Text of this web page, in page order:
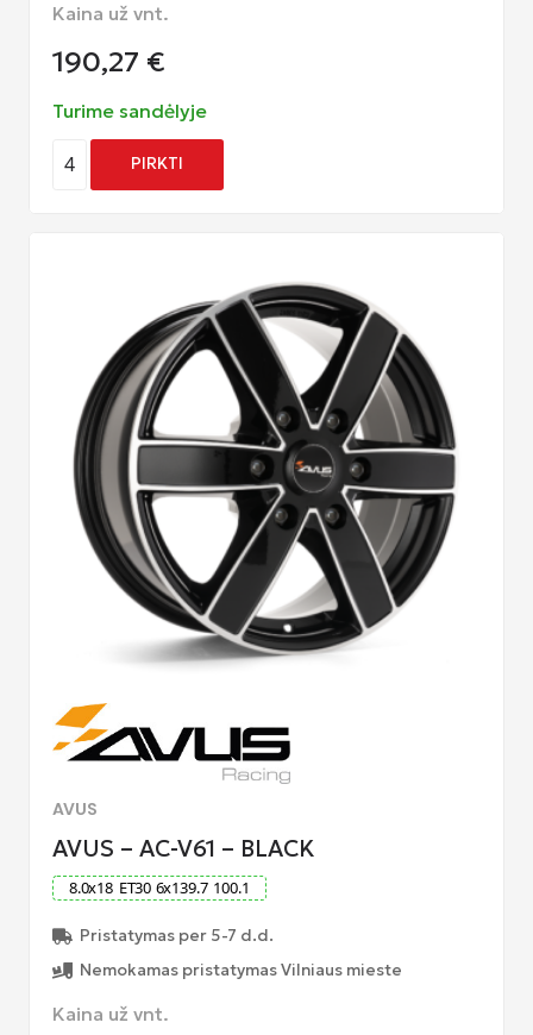
Kaina už vnt.
190,27 €
Turime sandėlyje
4 PIRKTI
AVUS
AVUS – AC-V61 – BLACK
8.0x18 ET30 6x139.7 100.1
Pristatymas per 5-7 d.d.
Nemokamas pristatymas Vilniaus mieste
Kaina už vnt.